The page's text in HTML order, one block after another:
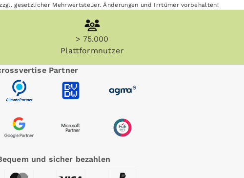
gesetzlicher Mehrwertsteuer. Änderungen und Irrtümer vorbehalten!
> 75.000
Plattformnutzer
Partner
und sicher bezahlen